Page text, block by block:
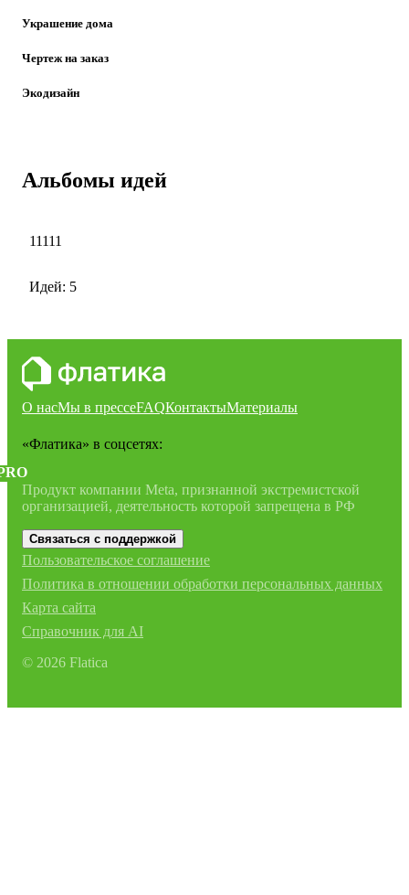
Украшение дома
Чертеж на заказ
Экодизайн
Альбомы идей
11111
Идей: 5
О насМы в прессеFAQКонтактыМатериалы
«Флатика» в соцсетях:
Продукт компании Meta, признанной экстремистской
организацией, деятельность которой запрещена в РФ
Связаться с поддержкой
Пользовательское соглашение
Политика в отношении обработки персональных данных
Карта сайта
Справочник для AI
© 2026 Flatica